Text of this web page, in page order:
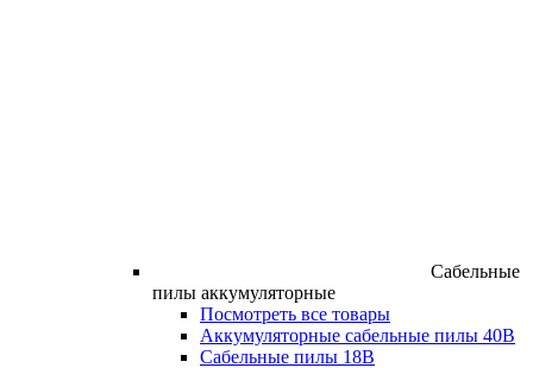
Сабельные
пилы аккумуляторные
Посмотреть все товары
Аккумуляторные сабельные пилы 40В
Сабельные пилы 18В